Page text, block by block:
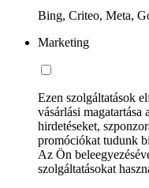
Bing, Criteo, Meta,
Marketing
Ezen szolgáltatások
vásárlási magatartása
hirdetéseket,
promóciókat tudunk
Az Ön
szolgáltatásokat